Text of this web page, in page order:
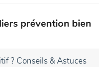
prévention bien
? Conseils & Astuces